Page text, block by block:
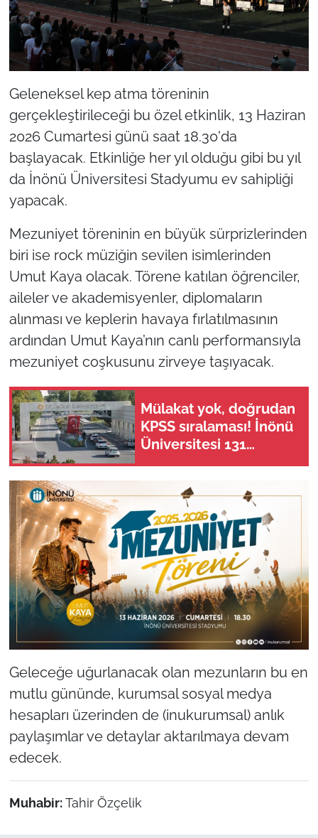
Geleneksel kep atma töreninin
gerçekleştirileceği bu özel etkinlik, 13 Haziran
2026 Cumartesi günü saat 18.30'da
başlayacak. Etkinliğe her yıl olduğu gibi bu yıl
da İnönü Üniversitesi Stadyumu ev sahipliği
yapacak.
Mezuniyet töreninin en büyük sürprizlerinden
biri ise rock müziğin sevilen isimlerinden
Umut Kaya olacak. Törene katılan öğrenciler,
aileler ve akademisyenler, diplomaların
alınması ve keplerin havaya fırlatılmasının
ardından Umut Kaya’nın canlı performansıyla
mezuniyet coşkusunu zirveye taşıyacak.
Mülakat yok, doğrudan
KPSS sıralaması! İnönü
Üniversitesi 131
personel alım ilanı
Geleceğe uğurlanacak olan mezunların bu en
mutlu gününde, kurumsal sosyal medya
hesapları üzerinden de (inukurumsal) anlık
paylaşımlar ve detaylar aktarılmaya devam
edecek.
Muhabir: Tahir Özçelik